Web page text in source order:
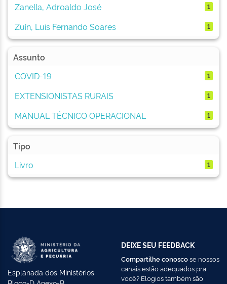
Zanella, Adroaldo José 1
Zuin, Luís Fernando Soares 1
Assunto
COVID-19
1
EXTENSIONISTAS RURAIS 1
MANUAL TÉCNICO OPERACIONAL 1
Tipo
Livro
1
Esplanada dos Ministérios
DEIXE SEU FEEDBACK
Compartilhe conoscose nossos
canais estão adequados pra
você? Elogios também são